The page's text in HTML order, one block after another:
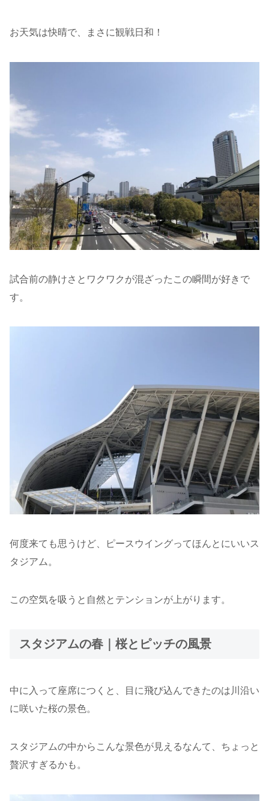
お天気は快晴で、まさに観戦日和！
試合前の静けさとワクワクが混ざったこの瞬間が好きで
す。
何度来ても思うけど、ピースウイングってほんとにいいス
タジアム。
この空気を吸うと自然とテンションが上がります。
スタジアムの春｜桜とピッチの風景
中に入って座席につくと、目に飛び込んできたのは川沿い
に咲いた桜の景色。
スタジアムの中からこんな景色が見えるなんて、ちょっと
贅沢すぎるかも。